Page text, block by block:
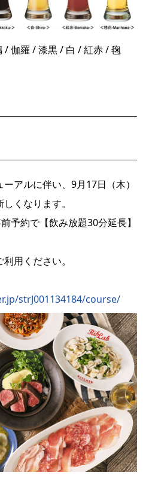
伽羅 / 漆黒 / 白 / 紅赤 / 毱
アルに伴い、9月17日（木）
くなります。
予約で【飲み放題30分延長】
用ください。
strJ001134184/course/